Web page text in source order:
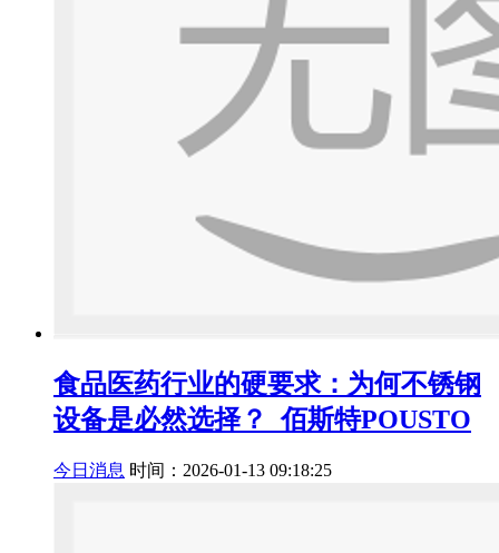
食品医药行业的硬要求：为何不锈钢
设备是必然选择？_佰斯特POUSTO
今日消息 时间：2026-01-13 09:18:25